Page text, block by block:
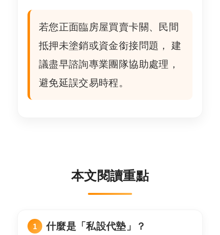
若您正面臨房屋買賣卡關、民間
抵押未塗銷或資金銜接問題， 建
議盡早諮詢專業團隊協助處理，
避免延誤交易時程。
本文閱讀重點
什麼是「私設代墊」？